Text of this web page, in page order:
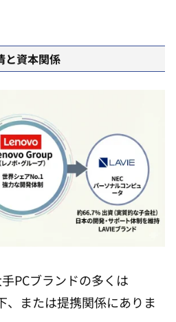
と資本関係
PCブランドの多くは
、または提携関係にありま